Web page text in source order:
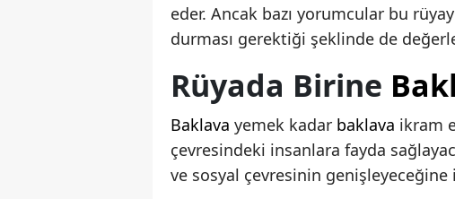
eder. Ancak bazı yorumcular bu
durması gerektiği şeklinde de
Rüyada Birine
Baklava yemek kadar baklava ikram
çevresindeki insanlara fayda
ve sosyal çevresinin genişleyeceğine